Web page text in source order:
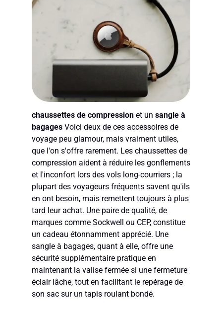
chaussettes de compression et un sangle à
bagages Voici deux de ces accessoires de
voyage peu glamour, mais vraiment utiles,
que l'on s'offre rarement. Les chaussettes de
compression aident à réduire les gonflements
et l'inconfort lors des vols long-courriers ; la
plupart des voyageurs fréquents savent qu'ils
en ont besoin, mais remettent toujours à plus
tard leur achat. Une paire de qualité, de
marques comme Sockwell ou CEP, constitue
un cadeau étonnamment apprécié. Une
sangle à bagages, quant à elle, offre une
sécurité supplémentaire pratique en
maintenant la valise fermée si une fermeture
éclair lâche, tout en facilitant le repérage de
son sac sur un tapis roulant bondé.